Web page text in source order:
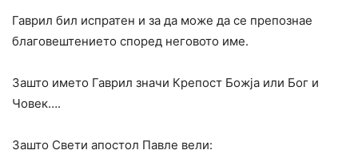
Гаврил бил испратен и за да може да се препознае
благовештението според неговото име.
Зашто името Гаврил значи Крепост Божја или Бог и
Човек….
Зашто Свети апостол Павле вели: